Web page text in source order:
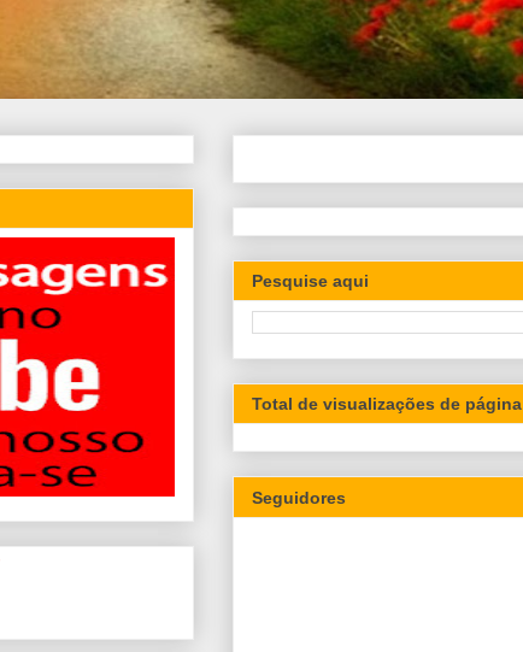
Pesquise aqui
Total de visualizações de página
Seguidores